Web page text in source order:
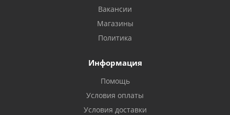
Вакансии
Магазины
Политика
Информация
Помощь
Условия оплаты
Условия доставки